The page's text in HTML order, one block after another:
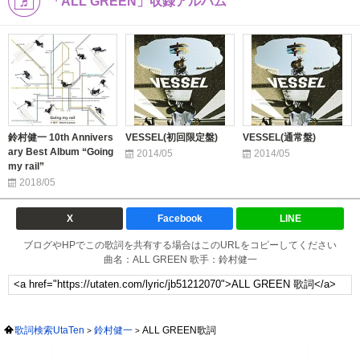
鈴村健一 10th Annivers
ary Best Album “Going
my rail”
2018/05
VESSEL(初回限定盤)
2014/05
VESSEL(通常盤)
2014/05
X Facebook LINE
ブログやHPでこの歌詞を共有する場合はこのURLをコピーしてください
曲名：ALL GREEN 歌手：鈴村健一
歌詞検索UtaTen 鈴村健一 ALL GREEN歌詞